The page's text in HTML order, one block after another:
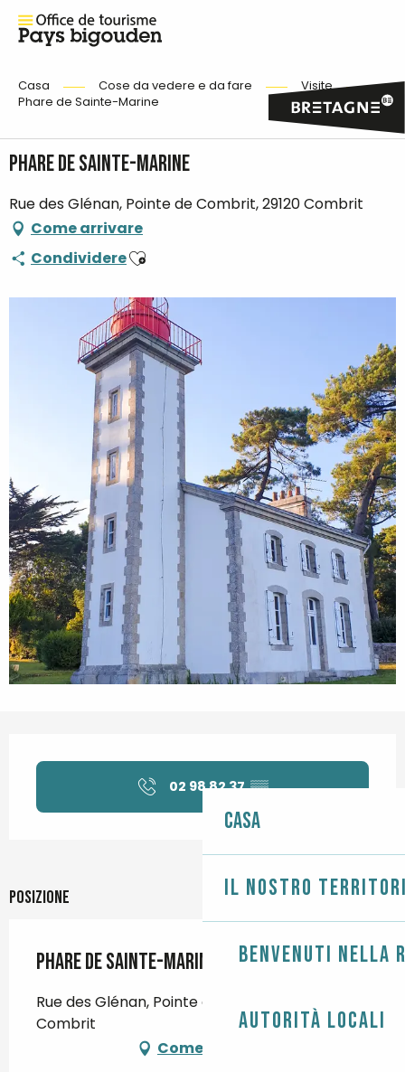
Casa
Il nostro
Benvenuti nella
Autorità locali
Casa Cose da vedere e da fare
Visite
Phare de Sainte-Marine
Phare de Sainte-Marine
Rue des Glénan, Pointe de Combrit, 29120 Combrit
Come arrivare
CondividereAjouter aux favoris
Orari e contatti
02 98 82 37▒▒
Posizione
Phare de Sainte-Marine
Rue des Glénan, Pointe de Combrit, 29120
Combrit
Come arrivare